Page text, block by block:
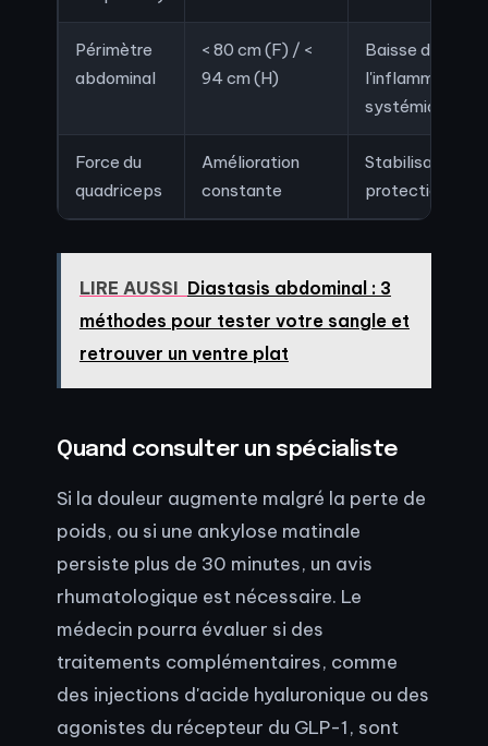
Périmètre
abdominal
< 80 cm (F) / <
94 cm (H)
Baisse de
l'inflammation
systémique
Force du
quadriceps
Amélioration
constante
Stabilisation et
protection du
LIRE AUSSI Diastasis abdominal : 3
méthodes pour tester votre sangle et
retrouver un ventre plat
Quand consulter un spécialiste
Si la douleur augmente malgré la perte de
poids, ou si une ankylose matinale
persiste plus de 30 minutes, un avis
rhumatologique est nécessaire. Le
médecin pourra évaluer si des
traitements complémentaires, comme
des injections d'acide hyaluronique ou des
agonistes du récepteur du GLP-1, sont